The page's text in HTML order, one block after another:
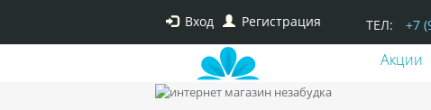
Вход Регистрация ТЕЛ: +7
Акции